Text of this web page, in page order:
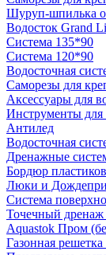
Шуруп-шпилька
Водосток Grand
Система 135*90
Система 120*90
Водосточная
Саморезы для
Аксессуары для
Инструменты для
Антилед
Водосточная
Дренажные
Бордюр
Люки и
Система
Точечный
Aquastok Пром
Газонная